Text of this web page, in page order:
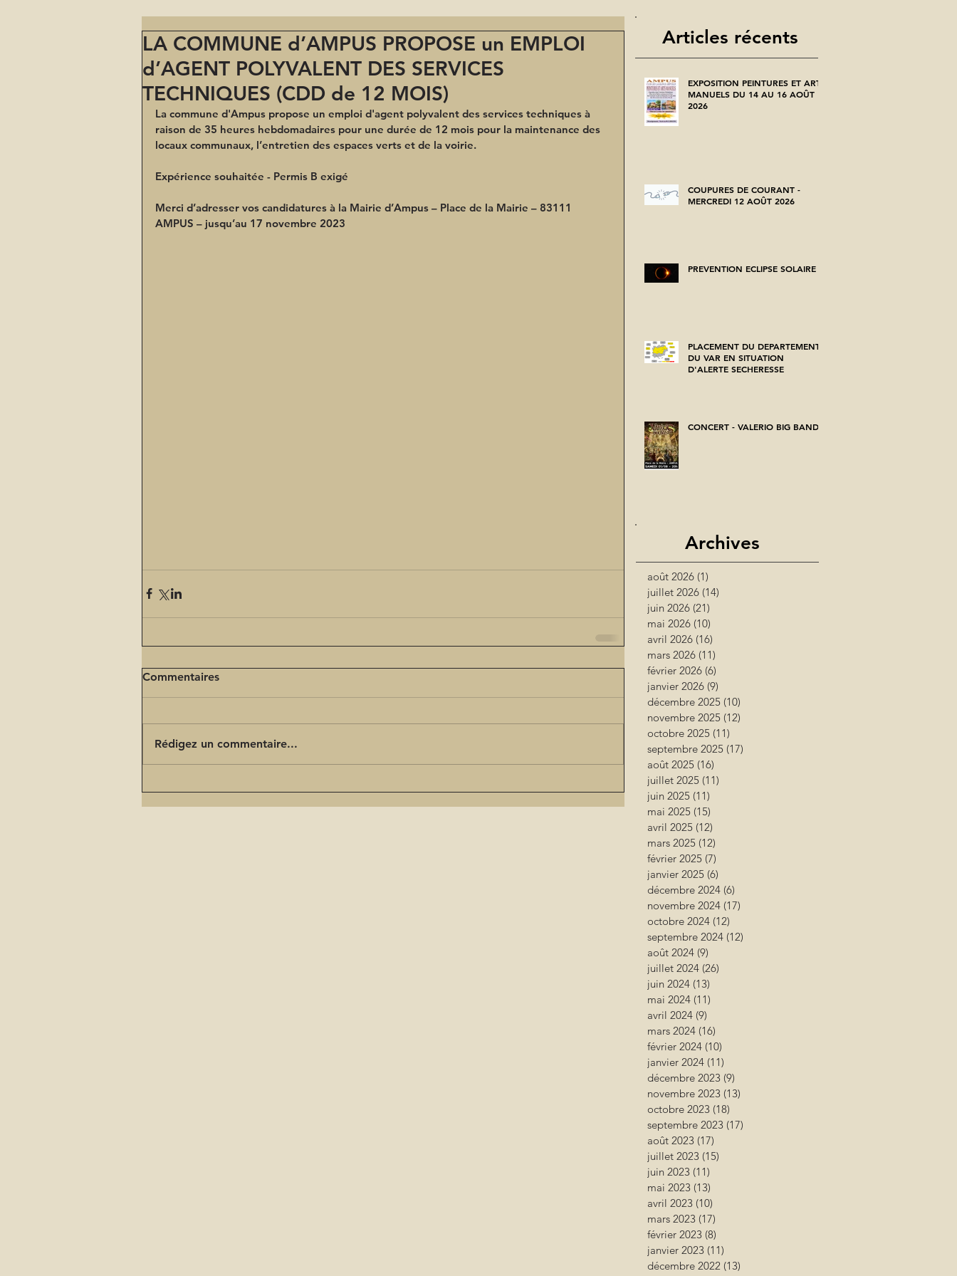
LA COMMUNE d’AMPUS PROPOSE un EMPLOI
d’AGENT POLYVALENT DES SERVICES
TECHNIQUES (CDD de 12 MOIS)
La commune d'Ampus propose un emploi d'agent polyvalent des services techniques à
raison de 35 heures hebdomadaires pour une durée de 12 mois pour la maintenance des
locaux communaux, l’entretien des espaces verts et de la voirie.
Expérience souhaitée - Permis B exigé
Merci d’adresser vos candidatures à la Mairie d’Ampus – Place de la Mairie – 83111
AMPUS – jusqu’au 17 novembre 2023
Commentaires
Rédigez un commentaire...
Articles récents
EXPOSITION PEINTURES ET ARTS
MANUELS DU 14 AU 16 AOÛT
2026
COUPURES DE COURANT -
MERCREDI 12 AOÛT 2026
PREVENTION ECLIPSE SOLAIRE
PLACEMENT DU DEPARTEMENT
DU VAR EN SITUATION
D'ALERTE SECHERESSE
CONCERT - VALERIO BIG BAND
Archives
août 2026 (1)
juillet 2026 (14)
juin 2026 (21)
mai 2026 (10)
avril 2026 (16)
mars 2026 (11)
février 2026 (6)
janvier 2026 (9)
décembre 2025 (10)
novembre 2025 (12)
octobre 2025 (11)
septembre 2025 (17)
août 2025 (16)
juillet 2025 (11)
juin 2025 (11)
mai 2025 (15)
avril 2025 (12)
mars 2025 (12)
février 2025 (7)
janvier 2025 (6)
décembre 2024 (6)
novembre 2024 (17)
octobre 2024 (12)
septembre 2024 (12)
août 2024 (9)
juillet 2024 (26)
juin 2024 (13)
mai 2024 (11)
avril 2024 (9)
mars 2024 (16)
février 2024 (10)
janvier 2024 (11)
décembre 2023 (9)
novembre 2023 (13)
octobre 2023 (18)
septembre 2023 (17)
août 2023 (17)
juillet 2023 (15)
juin 2023 (11)
mai 2023 (13)
avril 2023 (10)
mars 2023 (17)
février 2023 (8)
janvier 2023 (11)
décembre 2022 (13)